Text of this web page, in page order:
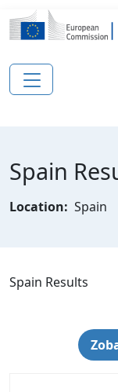
Przejdź do treści
Spain
Location: Spain
Spain Results